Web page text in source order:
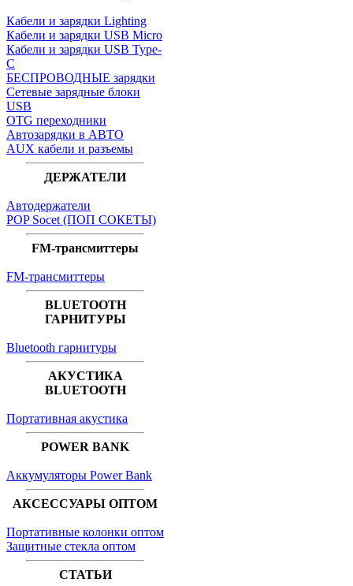
Кабели и зарядки Lighting
Кабели и зарядки USB Micro
Кабели и зарядки USB Type-
C
БЕСПРОВОДНЫЕ зарядки
Сетевые зарядные блоки
USB
OTG переходники
Автозарядки в АВТО
AUX кабели и разъемы
ДЕРЖАТЕЛИ
Автодержатели
POP Socet (ПОП СОКЕТЫ)
FM-трансмиттеры
FM-трансмиттеры
BLUETOOTH
ГАРНИТУРЫ
Bluetooth гарнитуры
АКУСТИКА
BLUETOOTH
Портативная акустика
POWER BANK
Аккумуляторы Power Bank
АКСЕССУАРЫ ОПТОМ
Портативные колонки оптом
Защитные стекла оптом
СТАТЬИ